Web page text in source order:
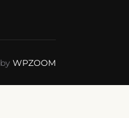
by WPZOOM